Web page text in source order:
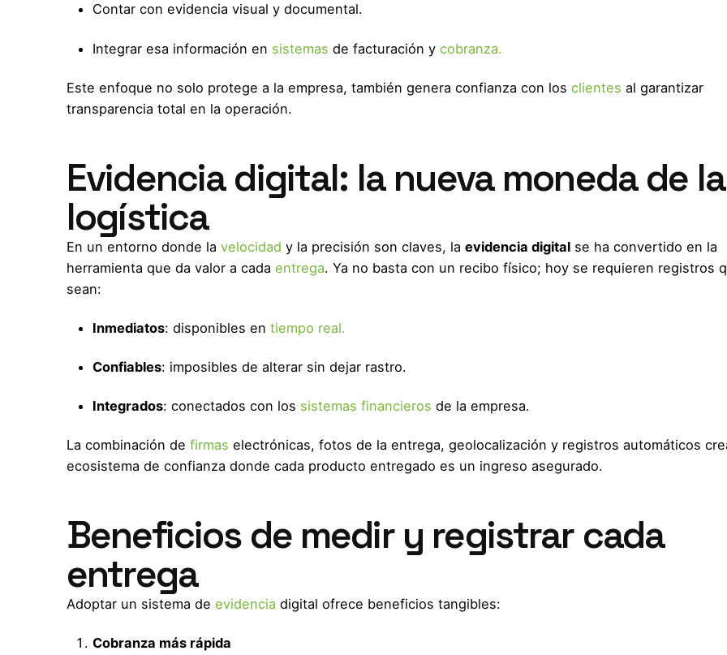
Contar con evidencia visual y documental.
Integrar esa información en sistemas de facturación y cobranza.
Este enfoque no solo protege a la empresa, también genera confianza con los clientes al garantizar
transparencia total en la operación.
Evidencia digital: la nueva moneda de la
logística
En un entorno donde la velocidad y la precisión son claves, la evidencia digital se ha convertido en la
herramienta que da valor a cada entrega. Ya no basta con un recibo físico; hoy se requieren registros
sean:
Inmediatos: disponibles en tiempo real.
Confiables: imposibles de alterar sin dejar rastro.
Integrados: conectados con los sistemas financieros de la empresa.
La combinación de firmas electrónicas, fotos de la entrega, geolocalización y registros automáticos
ecosistema de confianza donde cada producto entregado es un ingreso asegurado.
Beneficios de medir y registrar cada
entrega
Adoptar un sistema de evidencia digital ofrece beneficios tangibles:
Cobranza más rápida